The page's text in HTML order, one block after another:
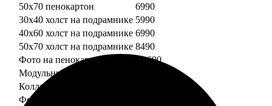
50х70 пенокартон
6990
30х40 холст на подрамнике 5990
40х60 холст на подрамнике 6990
50х70 холст на подрамнике 8490
Фото на пенокартоне
от 690
Модульный пенокартон
Коллаж на пенокартоне
ФотоМозаика